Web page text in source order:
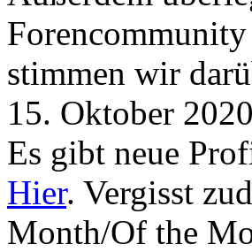
stimmen wir
15. Oktober 2020
Es gibt neue
Hier. Vergisst
Month/Of the